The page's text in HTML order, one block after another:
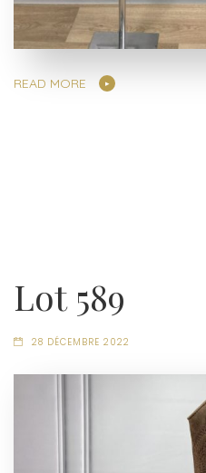
READ MORE
Lot 589
28 DÉCEMBRE 2022